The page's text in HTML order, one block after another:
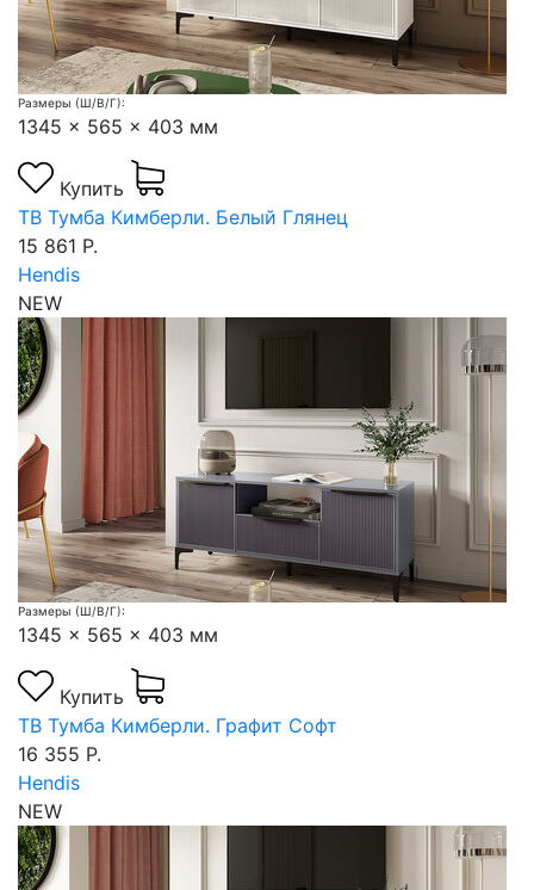
Размеры (Ш/В/Г):
1345 x 565 x 403 мм
Купить
ТВ Тумба Кимберли. Белый Глянец
15 861 Р.
Hendis
NEW
Размеры (Ш/В/Г):
1345 x 565 x 403 мм
Купить
ТВ Тумба Кимберли. Графит Софт
16 355 Р.
Hendis
NEW